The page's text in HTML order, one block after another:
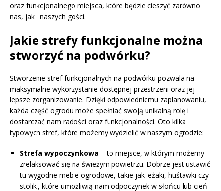
oraz funkcjonalnego miejsca, które będzie cieszyć zarówno
nas, jak i naszych gości.
Jakie strefy funkcjonalne można
stworzyć na podwórku?
Stworzenie stref funkcjonalnych na podwórku pozwala na
maksymalne wykorzystanie dostępnej przestrzeni oraz jej
lepsze zorganizowanie. Dzięki odpowiedniemu zaplanowaniu,
każda część ogrodu może spełniać swoją unikalną rolę i
dostarczać nam radości oraz funkcjonalności. Oto kilka
typowych stref, które możemy wydzielić w naszym ogrodzie:
Strefa wypoczynkowa – to miejsce, w którym możemy
zrelaksować się na świeżym powietrzu. Dobrze jest ustawić
tu wygodne meble ogrodowe, takie jak leżaki, huśtawki czy
stoliki, które umożliwią nam odpoczynek w słońcu lub cień